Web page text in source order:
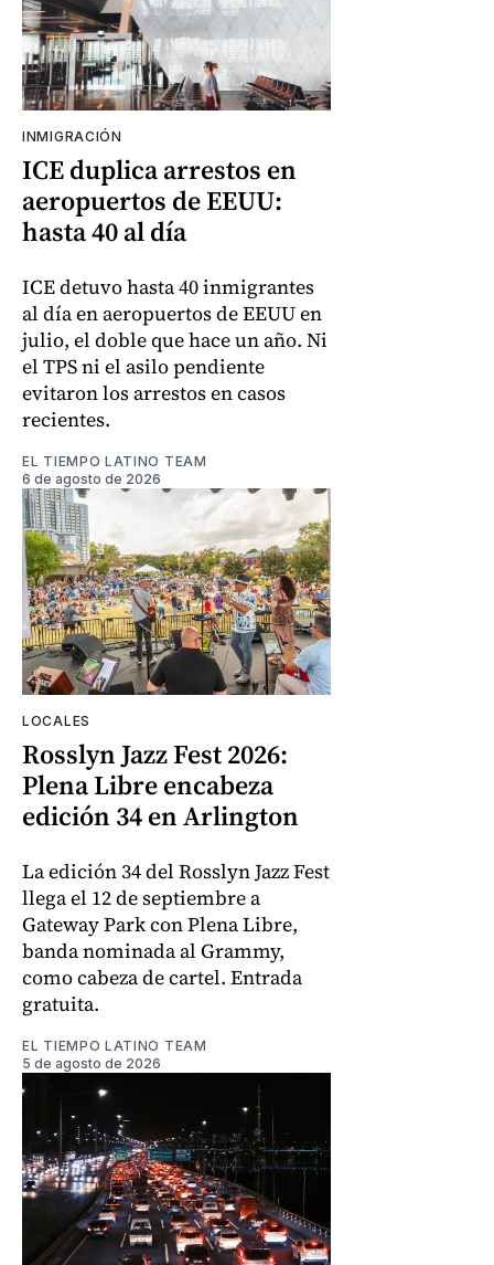
INMIGRACIÓN
ICE duplica arrestos en
aeropuertos de EEUU:
hasta 40 al día
ICE detuvo hasta 40 inmigrantes
al día en aeropuertos de EEUU en
julio, el doble que hace un año. Ni
el TPS ni el asilo pendiente
evitaron los arrestos en casos
recientes.
EL TIEMPO LATINO TEAM
6 de agosto de 2026
LOCALES
Rosslyn Jazz Fest 2026:
Plena Libre encabeza
edición 34 en Arlington
La edición 34 del Rosslyn Jazz Fest
llega el 12 de septiembre a
Gateway Park con Plena Libre,
banda nominada al Grammy,
como cabeza de cartel. Entrada
gratuita.
EL TIEMPO LATINO TEAM
5 de agosto de 2026